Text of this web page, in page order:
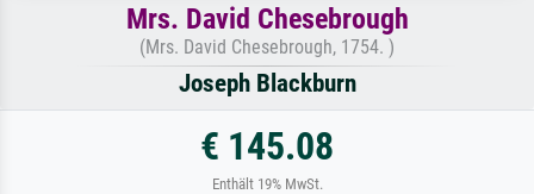
Mrs. David Chesebrough
(Mrs. David Chesebrough, 1754. )
Joseph Blackburn
€ 145.08
Enthält 19% MwSt.